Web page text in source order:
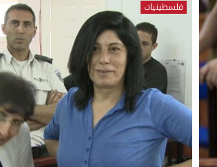
فلسطينيات